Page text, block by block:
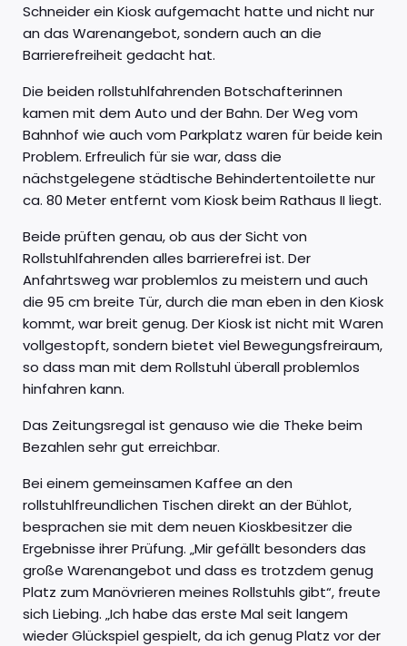
Schneider ein Kiosk aufgemacht hatte und nicht nur
an das Warenangebot, sondern auch an die
Barrierefreiheit gedacht hat.
Die beiden rollstuhlfahrenden Botschafterinnen
kamen mit dem Auto und der Bahn. Der Weg vom
Bahnhof wie auch vom Parkplatz waren für beide kein
Problem. Erfreulich für sie war, dass die
nächstgelegene städtische Behindertentoilette nur
ca. 80 Meter entfernt vom Kiosk beim Rathaus II liegt.
Beide prüften genau, ob aus der Sicht von
Rollstuhlfahrenden alles barrierefrei ist. Der
Anfahrtsweg war problemlos zu meistern und auch
die 95 cm breite Tür, durch die man eben in den Kiosk
kommt, war breit genug. Der Kiosk ist nicht mit Waren
vollgestopft, sondern bietet viel Bewegungsfreiraum,
so dass man mit dem Rollstuhl überall problemlos
hinfahren kann.
Das Zeitungsregal ist genauso wie die Theke beim
Bezahlen sehr gut erreichbar.
Bei einem gemeinsamen Kaffee an den
rollstuhlfreundlichen Tischen direkt an der Bühlot,
besprachen sie mit dem neuen Kioskbesitzer die
Ergebnisse ihrer Prüfung. „Mir gefällt besonders das
große Warenangebot und dass es trotzdem genug
Platz zum Manövrieren meines Rollstuhls gibt“, freute
sich Liebing. „Ich habe das erste Mal seit langem
wieder Glückspiel gespielt, da ich genug Platz vor der